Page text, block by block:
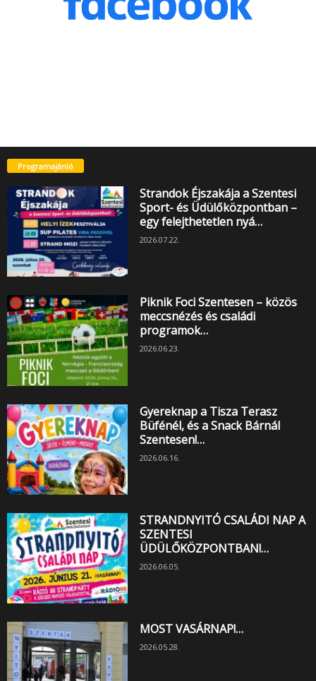
Programajánló
Strandok Éjszakája a Szentesi
Sport- és Üdülőközpontban –
egy felejthetetlen nyá…
2026.07.22.
Piknik Foci Szentesen – közös
meccsnézés és családi
programok…
2026.06.23.
Gyereknap a Tisza Terasz
Büfénél, és a Snack Bárnál
Szentesen!…
2026.06.16.
STRANDNYITÓ CSALÁDI NAP A
SZENTESI
ÜDÜLŐKÖZPONTBAN!…
2026.06.05.
MOST VASÁRNAP!…
2026.05.28.